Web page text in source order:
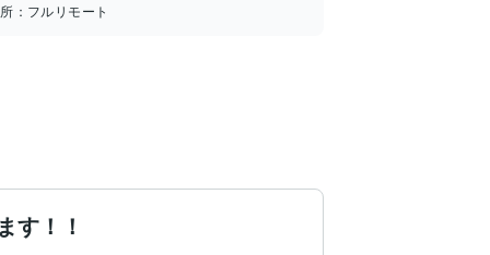
： フルリモート
す！！